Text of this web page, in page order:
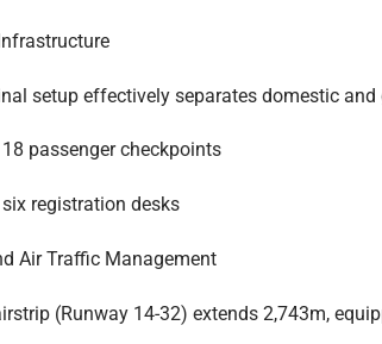
setup effectively separates domestic
passenger checkpoints
registration desks
Air Traffic Management
(Runway 14-32) extends 2,743m,